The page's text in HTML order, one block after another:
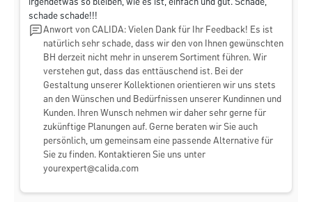
irgendetwas so bleiben, wie es ist, einfach und gut. Schade,
schade schade!!!
Anwort von CALIDA: Vielen Dank für Ihr Feedback! Es ist
natürlich sehr schade, dass wir den von Ihnen gewünschten
BH derzeit nicht mehr in unserem Sortiment führen. Wir
verstehen gut, dass das enttäuschend ist. Bei der
Gestaltung unserer Kollektionen orientieren wir uns stets
an den Wünschen und Bedürfnissen unserer Kundinnen und
Kunden. Ihren Wunsch nehmen wir daher sehr gerne für
zukünftige Planungen auf. Gerne beraten wir Sie auch
persönlich, um gemeinsam eine passende Alternative für
Sie zu finden. Kontaktieren Sie uns unter
yourexpert@calida.com